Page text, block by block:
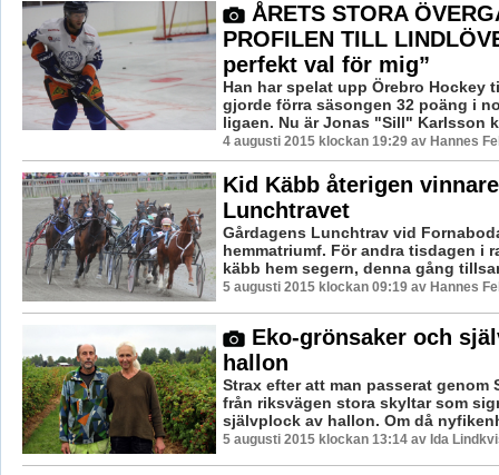
ÅRETS STORA
PROFILEN TILL
perfekt val för mig”
Han har spelat upp Örebro Hockey
gjorde förra säsongen 32 poäng i
ligaen. Nu är Jonas "Sill" Karlsson
4 augusti 2015 klockan 19:29 av Hannes
Kid Käbb återigen
Lunchtravet
Gårdagens Lunchtrav vid
hemmatriumf. För andra tisdagen i
käbb hem segern, denna gång
5 augusti 2015 klockan 09:19 av Hannes
Eko-grönsaker och
hallon
Strax efter att man passerat genom
från riksvägen stora skyltar som
självplock av hallon. Om då
5 augusti 2015 klockan 13:14 av Ida